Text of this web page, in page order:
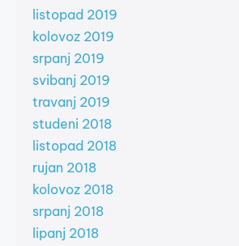
listopad 2019
kolovoz 2019
srpanj 2019
svibanj 2019
travanj 2019
studeni 2018
listopad 2018
rujan 2018
kolovoz 2018
srpanj 2018
lipanj 2018